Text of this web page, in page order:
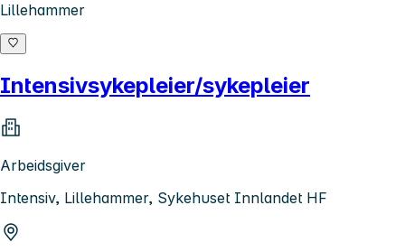
Lillehammer
Intensivsykepleier/sykepleier
Arbeidsgiver
Intensiv, Lillehammer, Sykehuset Innlandet HF